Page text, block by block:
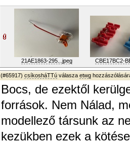
21AE1863-295...jpeg CBE17BC2-
(#65917) csíkosháTTú válasza etwg
Bocs, de ezektől
források. Nem Nálad,
modellező társunk az
kezükben ezek a